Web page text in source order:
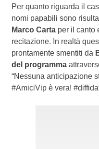
Per quanto riguarda il
nomi papabili sono
Marco Carta per il canto
recitazione. In realtà
prontamente smentiti da
del programma
“Nessuna anticipazione
#AmiciVip è vera!